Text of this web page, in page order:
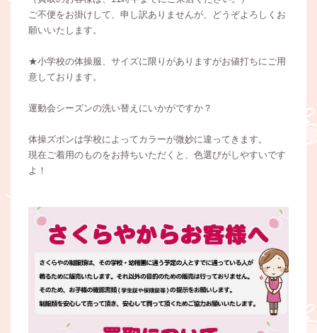
ご不便をお掛けして、申し訳ありませんが、どうぞよろしくお
願いいたします。
★小学校の体操服、サイズに限りがありますがお値打ちにご用
意しております。
運動会シーズンの洗い替えにいかがですか？
体操ズボンは学校によってカラーが微妙に違ってきます。
現在ご着用のものをお持ちいただくと、色選びがしやすいです
よ！